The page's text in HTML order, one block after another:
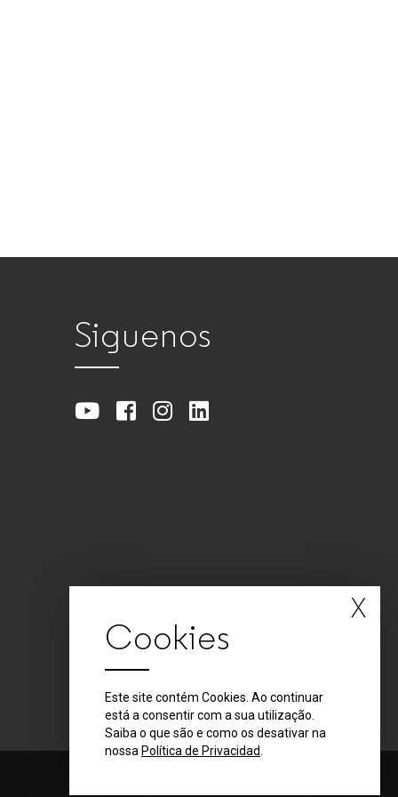
Siguenos
X
Cookies
Este site contém Cookies. Ao continuar
está a consentir com a sua utilização.
Saiba o que são e como os desativar na
nossa Política de Privacidad